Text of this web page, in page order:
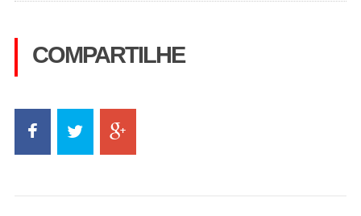
COMPARTILHE